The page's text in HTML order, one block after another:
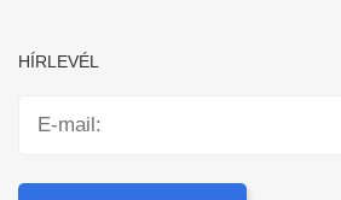
HÍRLEVÉL